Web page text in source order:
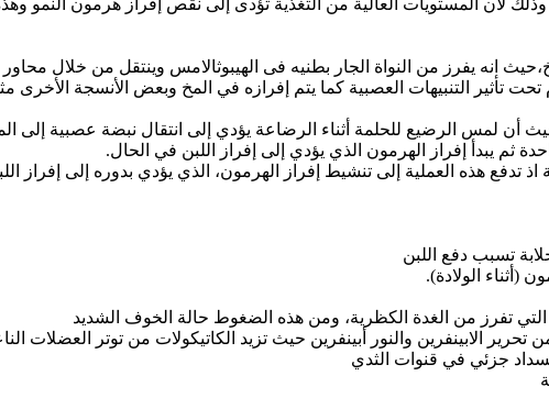
انه يفرز من النواة الجار بطنيه فى الهيبوثالامس وينتقل من خلال
تأثير التنبيهات العصبية كما يتم إفرازه في المخ وبعض الأنسجة الأخرى
أن لمس الرضيع للحلمة أثناء الرضاعة يؤدي إلى انتقال نبضة عصبية إلى
ثم يبدأ إفراز الهرمون الذي يؤدي إلى إفراز اللبن في الحال.
التي تفرز من الغدة الكظرية، ومن هذه الضغوط حالة الخوف الشديد
تحرير الابينفرين والنور أبينفرين حيث تزيد الكاتيكولات من توتر العضلات
جزئي في قنوات الثدي